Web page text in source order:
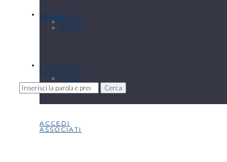
ACCEDI
CONTATTI
CONTATTI
Cerca
VIDEO
ASSOCIATI
ACCEDI
FOTO
VIDEO
ASSOCIATI